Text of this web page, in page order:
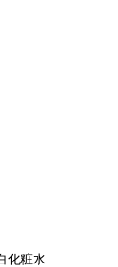
化粧水